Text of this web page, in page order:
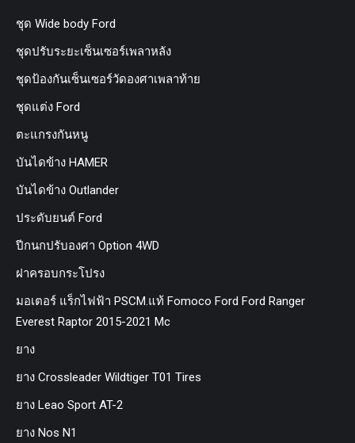
ชุด Wide body Ford
ชุดปรับระยะเซ็นเซอร์เพลาหลัง
ชุดป้องกันเซ็นเซอร์วัดองศาเพลาท้าย
ชุดแต่ง Ford
ตะแกรงกันหนู
บันไดข้าง HAMER
บันไดข้าง Outlander
ประดับยนต์ Ford
ปีกนกปรับองศา Option 4WD
ฝาครอบกระโปรง
มอเตอร์ แร็กไฟฟ้า PSCM.แท้ Fomoco Ford Ford Ranger
Everest Raptor 2015-2021 Mc
ยาง
ยาง Crossleader Wildtiger T01 Tires
ยาง Leao Sport AT-2
ยาง Nos N1